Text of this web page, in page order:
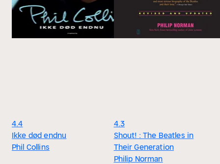
4.4
Ikke død endnu
Phil Collins
4.3
Shout! : The Beatles in
Their Generation
Philip Norman